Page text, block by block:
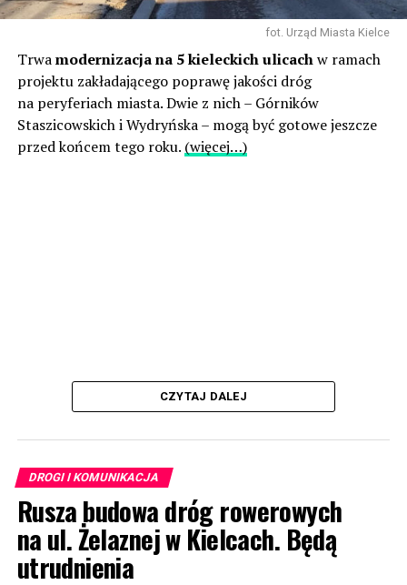
fot. Urząd Miasta Kielce
Trwamodernizacja na 5 kieleckich ulicachw ramach
projektu zakładającego poprawę jakości dróg
na peryferiach miasta. Dwie z nich – Górników
Staszicowskich i Wydryńska – mogą być gotowe jeszcze
przed końcem tego roku. (więcej…)
CZYTAJ DALEJ
DROGI I KOMUNIKACJA
Rusza budowa dróg rowerowych
na ul. Żelaznej w Kielcach. Będą
utrudnienia